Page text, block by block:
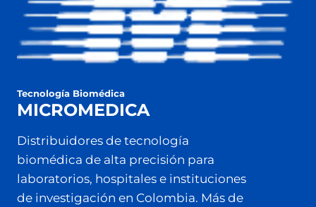
Tecnología Biomédica
MICROMEDICA
Distribuidores de tecnología
biomédica de alta precisión para
laboratorios, hospitales e instituciones
de investigación en Colombia. Más de